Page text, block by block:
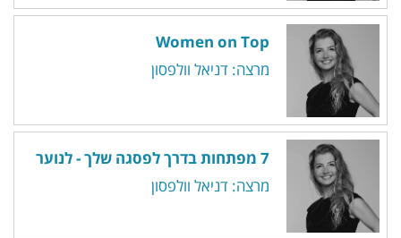
Women on Top
מרצה: דניאל וולפסון
7 מפתחות בדרך לפסגה שלך - לנוער
מרצה: דניאל וולפסון